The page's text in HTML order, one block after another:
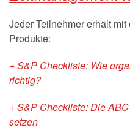
Jeder Teilnehmer erhält
Produkte:
+ S&P Checkliste: Wie
richtig?
+ S&P Checkliste: Die
setzen